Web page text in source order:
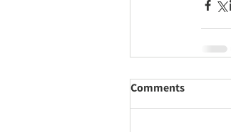
Comments